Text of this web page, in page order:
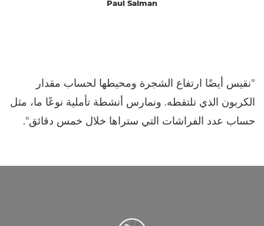
Paul Salman
"نقيس أيضًا ارتفاع الشجرة ومحيطها لحساب مقدار
الكربون الذي تلتقطه. ونمارس أنشطة تأملية نوعًا ما، مثل
حساب عدد الفراشات التي ستراها خلال خمس دقائق".